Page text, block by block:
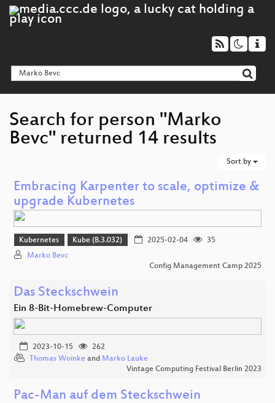
Search for person "Marko
Bevc" returned 14 results
Sort by
Embracing Karpenter to scale, optimize &
upgrade Kubernetes
Kubernetes Kube (B.3.032) 2025-02-04
35
Marko Bevc
Config Management Camp 2025
Das Steckschwein
Ein 8-Bit-Homebrew-Computer
2023-10-15
262
Thomas Woinke and Marko Lauke
Vintage Computing Festival Berlin 2023
Pac-Man auf dem Steckschwein